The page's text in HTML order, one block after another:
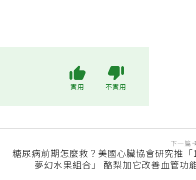
下一篇
糖尿病前期怎麼救？美國心臟協會研究推「
夢幻水果組合」 酪梨加它改善血管功